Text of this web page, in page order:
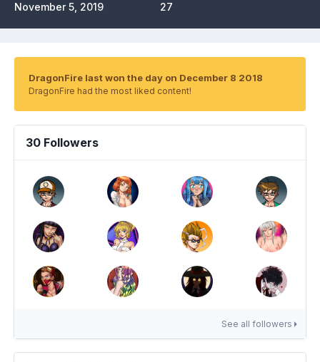
November 5, 2019 27
DragonFire last won the day on December 8 2018
DragonFire had the most liked content!
30 Followers
See all followers